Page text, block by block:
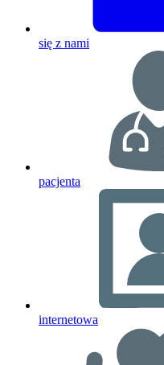
się z nami
pacjenta
internetowa